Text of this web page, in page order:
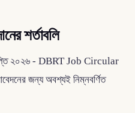
শর্তাবলি
২০২৬ - DBRT Job Circular
জন্য অবশ্যই নিম্নবর্ণিত